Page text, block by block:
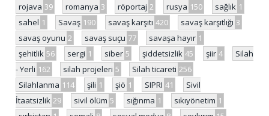
rojava 39 romanya 3 röportaj 2 rusya 150 sağlık 1
sahel 1 Savaş 190 savaş karşıtı 420 savaş karşıtlığı 3
savaş oyunu 2 savaş suçu 77 savaşa hayır 1
şehitlik 56 sergi 1 siber 5 şiddetsizlik 45 şiir 4
Silah
- Yerli 162 silah projeleri 5 Silah ticareti 256
Silahlanma 114 şili 1 şiö 1 SIPRI 41
Sivil
İtaatsizlik 29 sivil ölüm 5 sığınma 1 sıkıyönetim 1